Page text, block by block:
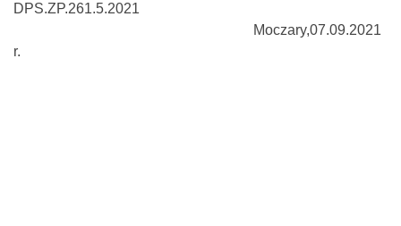
DPS.ZP.261.5.2021
Moczary,07.09.2021
r.